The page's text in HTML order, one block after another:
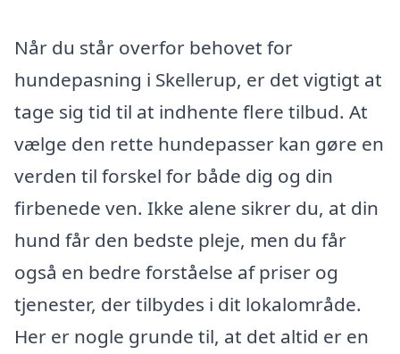
Når du står overfor behovet for
hundepasning i Skellerup, er det vigtigt at
tage sig tid til at indhente flere tilbud. At
vælge den rette hundepasser kan gøre en
verden til forskel for både dig og din
firbenede ven. Ikke alene sikrer du, at din
hund får den bedste pleje, men du får
også en bedre forståelse af priser og
tjenester, der tilbydes i dit lokalområde.
Her er nogle grunde til, at det altid er en